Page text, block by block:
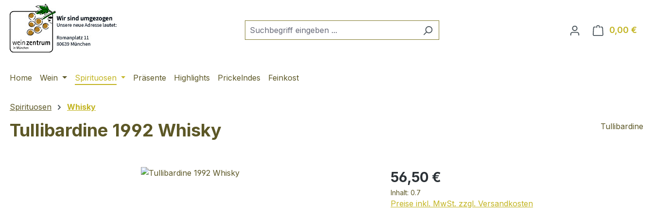
Hauptinhalt springen
Zur Suche springen
Zur Hauptnavigation springen
0,00 €
Home Wein Spirituosen Präsente Highlights Prickelndes Feinkost
Spirituosen Whisky
Tullibardine 1992 Whisky Tullibardine
56,50 €
Inhalt: 0.7
Preise inkl. MwSt. zzgl. Versandkosten